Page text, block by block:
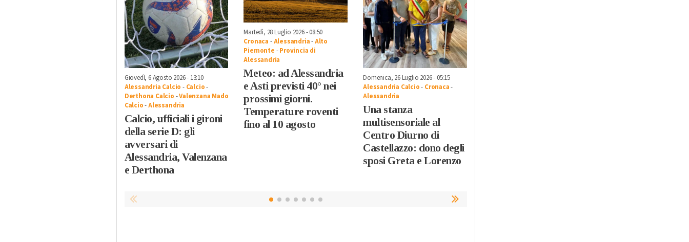
Giovedì, 6 Agosto 2026 - 13:10
Alessandria Calcio - Calcio-
Derthona Calcio -Valenzana Mado
Calcio-Alessandria
Calcio, ufficiali i gironi
della serie D: gli
avversari di
Alessandria, Valenzana
e Derthona
Martedì, 28 Luglio 2026 - 08:50
Cronaca -Alessandria-Alto
Piemonte -Provincia di
Alessandria
Meteo: ad Alessandria
e Asti previsti 40° nei
prossimi giorni.
Temperature roventi
fino al 10 agosto
Domenica, 26 Luglio 2026 - 05:15
Alessandria Calcio- Cronaca-
Alessandria
Una stanza
multisensoriale al
Centro Diurno di
Castellazzo: dono degli
sposi Greta e Lorenzo